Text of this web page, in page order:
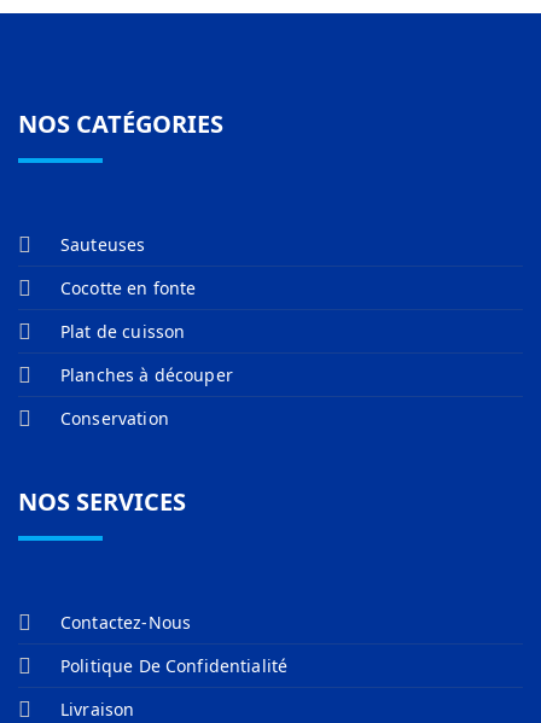
NOS CATÉGORIES
Sauteuses
Cocotte en fonte
Plat de cuisson
Planches à découper
Conservation
NOS SERVICES
Contactez-Nous
Politique De Confidentialité
Livraison